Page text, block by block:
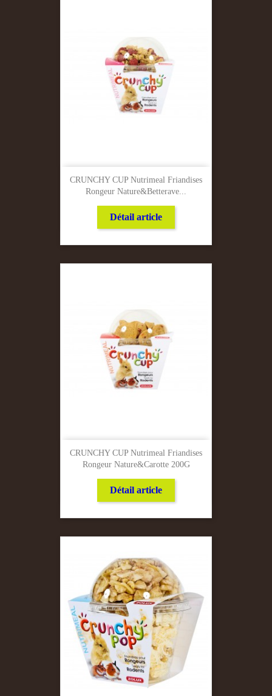
CRUNCHY CUP Nutrimeal Friandises
Rongeur Nature&betterave...
Détail article
CRUNCHY CUP Nutrimeal Friandises
Rongeur Nature&carotte 200G
Détail article